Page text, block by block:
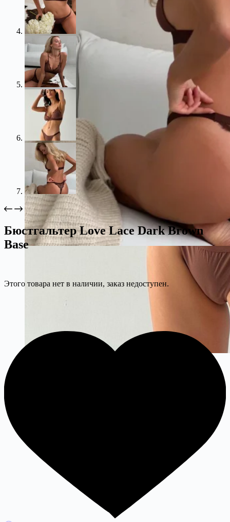
Бюстгальтер Love Lace Dark Brown
Base
Этого товара нет в наличии, заказ недоступен.